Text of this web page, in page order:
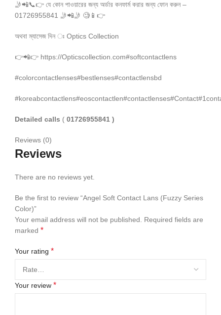
🤳📲📞👉 যে কোন পাওয়ারের জন্য অর্ডার কনফার্ম করার জন্য ফোন করুন –
01726955841 🤳📲🤳 🧐📱👉
অথবা ম্যাসেজ দিন ঃ Optics Collection
👉📲👉 https://Opticscollection.com#softcontactlens
#colorcontactlenses#bestlenses#contactlensbd
#koreabcontactlens#eoscontactlen#contactlenses#Contact
Detailed calls ( 01726955841 )
Reviews (0)
Reviews
There are no reviews yet.
Be the first to review “Angel Soft Contact Lans (Fuzzy Series
Color)”
Your email address will not be published. Required fields are
marked *
Your rating *
Your review *